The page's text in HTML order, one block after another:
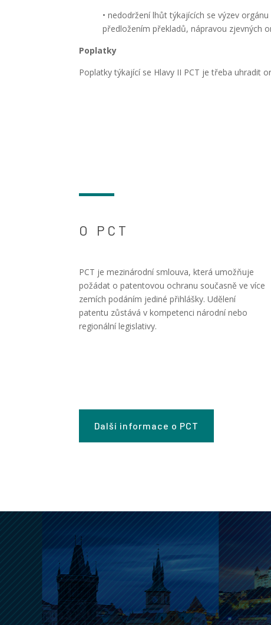
• nedodržení lhůt týkajících se výzev
předložením překladů, nápravou zjevných
Poplatky
Poplatky týkající se Hlavy II PCT je třeba uhradit
O PCT
PCT je mezinárodní smlouva, která umožňuje
požádat o patentovou ochranu současně ve více
zemích podáním jediné přihlášky. Udělení
patentu zůstává v kompetenci národní nebo
regionální legislativy.
Další informace o PCT